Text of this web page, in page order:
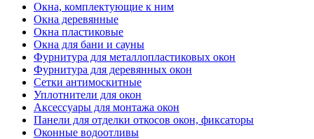
Окна, комплектующие к ним
Окна деревянные
Окна пластиковые
Окна для бани и сауны
Фурнитура для металлопластиковых окон
Фурнитура для деревянных окон
Сетки антимоскитные
Уплотнители для окон
Аксессуары для монтажа окон
Панели для отделки откосов окон, фиксаторы
Оконные водоотливы